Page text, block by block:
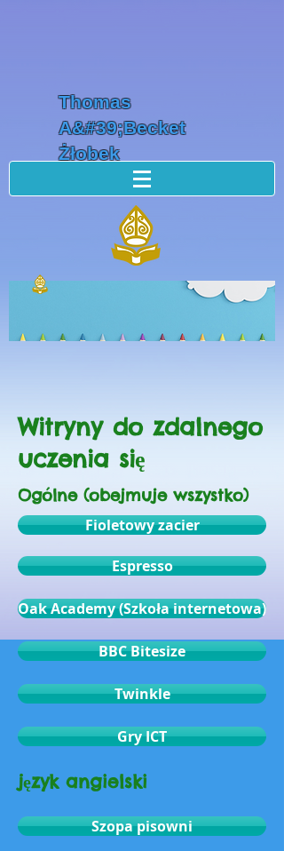
Thomas
A&#39;Becket
Żłobek
Witryny do zdalnego
uczenia się
Ogólne (obejmuje wszystko)
Fioletowy zacier
Espresso
Oak Academy (Szkoła internetowa)
BBC Bitesize
Twinkle
Gry ICT
język angielski
Szopa pisowni